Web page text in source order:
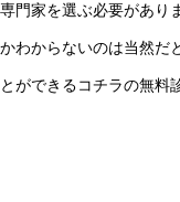
門家を選ぶ必要があり
わからないのは当然
ができるコチラの無料